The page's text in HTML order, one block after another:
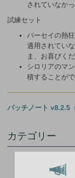
されていなか
試練セット
バーセイの熱
適用されてい
ま、お喜びくだ
シロリアのマ
積することが
パッチノート v8.2.5（
カテゴリー